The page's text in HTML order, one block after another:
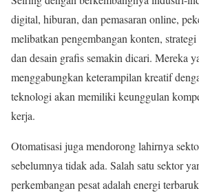
digital, hiburan, dan pemasaran online,
melibatkan pengembangan konten,
dan desain grafis semakin dicari. Mereka
menggabungkan keterampilan kreatif
teknologi akan memiliki keunggulan
kerja.
Otomatisasi juga mendorong lahirnya
sebelumnya tidak ada. Salah satu sektor
perkembangan pesat adalah energi